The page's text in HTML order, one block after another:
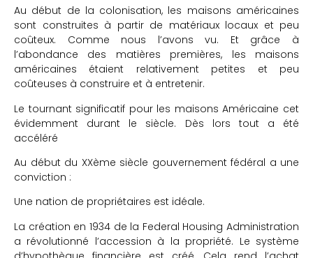
Au début de la colonisation, les maisons américaines
sont construites à partir de matériaux locaux et peu
coûteux. Comme nous l’avons vu. Et grâce à
l’abondance des matières premières, les maisons
américaines étaient relativement petites et peu
coûteuses à construire et à entretenir.
Le tournant significatif pour les maisons Américaine cet
évidemment durant le siècle. Dès lors tout a été
accéléré
Au début du XXème siècle gouvernement fédéral a une
conviction :
Une nation de propriétaires est idéale.
La création en 1934 de la Federal Housing Administration
a révolutionné l’accession à la propriété. Le système